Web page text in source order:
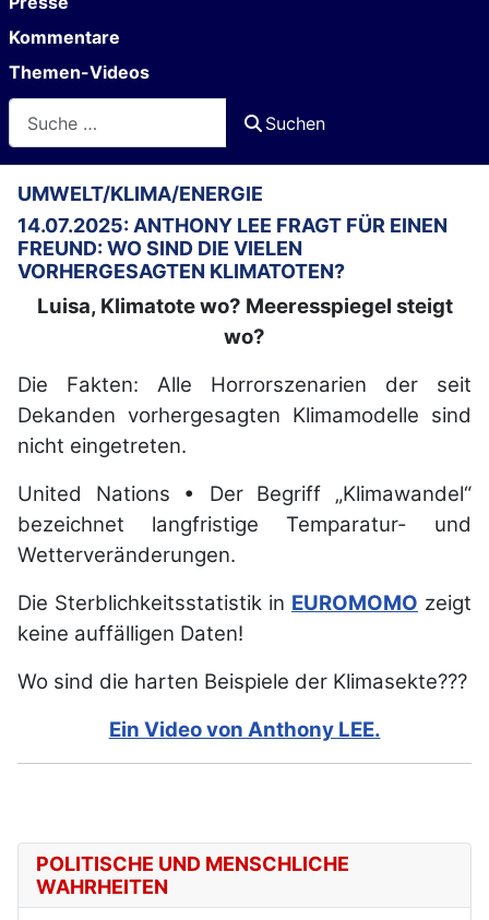
Kommentare
Themen-Videos
Suchen
UMWELT/KLIMA/ENERGIE
14.07.2025: ANTHONY LEE FRAGT FÜR EINEN
FREUND: WO SIND DIE VIELEN
VORHERGESAGTEN KLIMATOTEN?
Luisa, Klimatote wo? Meeresspiegel steigt
wo?
Die Fakten: Alle Horrorszenarien der seit
Dekanden vorhergesagten Klimamodelle sind
nicht eingetreten.
United Nations • Der Begriff „Klimawandel“
bezeichnet langfristige Temparatur- und
Wetterveränderungen.
Die Sterblichkeitsstatistik in EUROMOMO zeigt
keine auffälligen Daten!
Wo sind die harten Beispiele der Klimasekte???
Ein Video von Anthony LEE.
POLITISCHE UND MENSCHLICHE
WAHRHEITEN